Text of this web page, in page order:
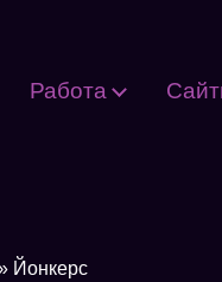
Работа
Йонкерс